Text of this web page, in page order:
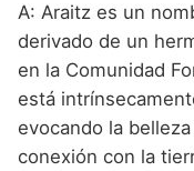
A: Araitz es un
derivado de un
en la Comunidad
está
evocando la
conexión con la